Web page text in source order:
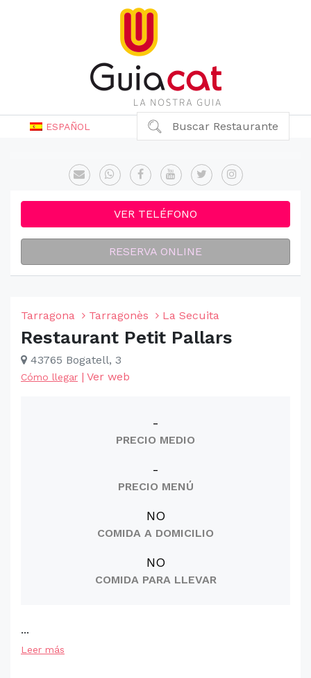
ESPAÑOL Buscar Restaurante
VER TELÉFONO
RESERVA ONLINE
Tarragona Tarragonès La Secuita
Restaurant Petit Pallars
43765 Bogatell, 3
Cómo llegar | Ver web
-
PRECIO MEDIO
-
PRECIO MENÚ
NO
COMIDA A DOMICILIO
NO
COMIDA PARA LLEVAR
...
Leer más